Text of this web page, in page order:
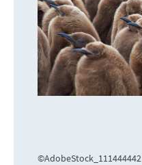
©AdobeStock_111444442